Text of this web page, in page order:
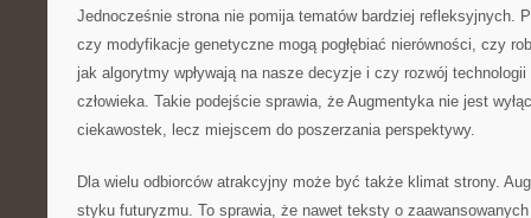
Jednocześnie strona nie pomija tematów bardziej refleksyjnych.
czy modyfikacje genetyczne mogą pogłębiać nierówności, czy
jak algorytmy wpływają na nasze decyzje i czy rozwój
człowieka. Takie podejście sprawia, że Augmentyka nie jest
ciekawostek, lecz miejscem do poszerzania perspektywy.
Dla wielu odbiorców atrakcyjny może być także klimat strony.
styku futuryzmu. To sprawia, że nawet teksty o